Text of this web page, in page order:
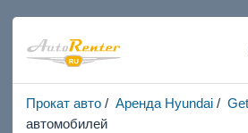
Прокат авто/ Аренда Hyundai/
автомобилей